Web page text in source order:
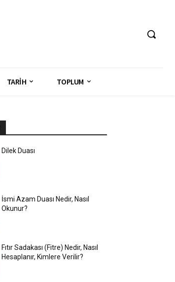
TARİH TOPLUM
Dilek Duası
İsmi Azam Duası Nedir, Nasıl
Okunur?
Fıtır Sadakası (Fitre) Nedir, Nasıl
Hesaplanır, Kimlere Verilir?